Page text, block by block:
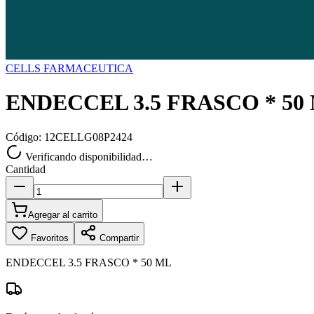
CELLS FARMACEUTICA
ENDECCEL 3.5 FRASCO * 50
Código: 12CELLG08P2424
Verificando disponibilidad…
Cantidad
Agregar al carrito
Favoritos Compartir
ENDECCEL 3.5 FRASCO * 50 ML